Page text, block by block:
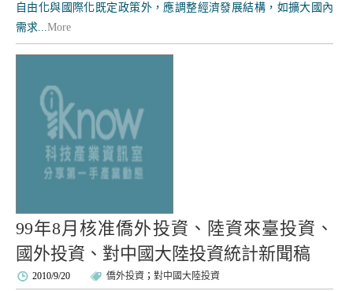
自由化與國際化既定政策外，應調整經濟發展結構，如擴大國內
需求...More
99年8月核准僑外投資、陸資來臺投資、
國外投資、對中國大陸投資統計新聞稿
2010/9/20 僑外投資 ； 對中國大陸投資